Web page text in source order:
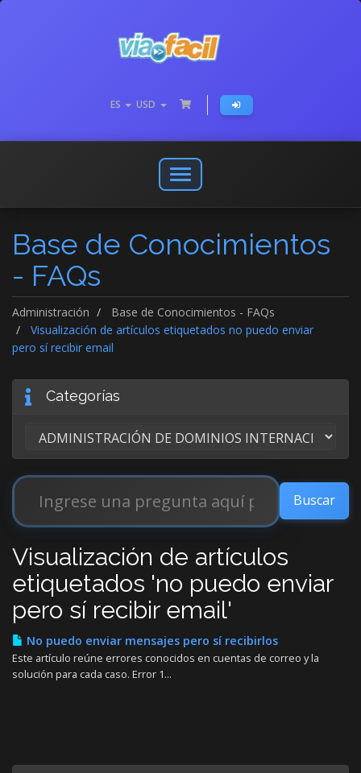
ES USD
Abrir
o
menú
de
Base de Conocimientos
- FAQs
Administración
Base de Conocimientos - FAQs
Visualización de artículos etiquetados no puedo enviar
pero sí recibir email
Categorías
Visualización de artículos
etiquetados 'no puedo enviar
pero sí recibir email'
No puedo enviar mensajes pero sí recibirlos
Este artículo reúne errores conocidos en cuentas de correo y la
solución para cada caso. Error 1...